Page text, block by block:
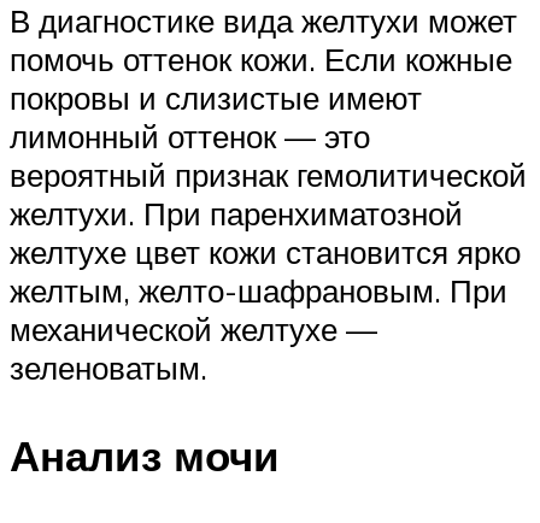
В диагностике вида желтухи может
помочь оттенок кожи. Если кожные
покровы и слизистые имеют
лимонный оттенок — это
вероятный признак гемолитической
желтухи. При паренхиматозной
желтухе цвет кожи становится ярко
желтым, желто-шафрановым. При
механической желтухе —
зеленоватым.
Анализ мочи